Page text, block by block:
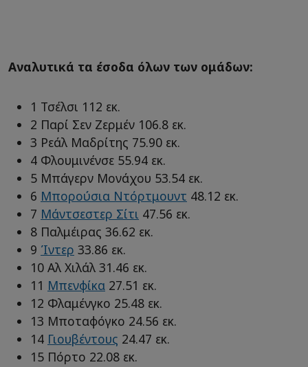
Αναλυτικά τα έσοδα όλων των ομάδων:
1 Τσέλσι 112 εκ.
2 Παρί Σεν Ζερμέν 106.8 εκ.
3 Ρεάλ Μαδρίτης 75.90 εκ.
4 Φλουμινένσε 55.94 εκ.
5 Μπάγερν Μονάχου 53.54 εκ.
6 Μπορούσια Ντόρτμουντ 48.12 εκ.
7 Μάντσεστερ Σίτι 47.56 εκ.
8 Παλμέιρας 36.62 εκ.
9 Ίντερ 33.86 εκ.
10 Αλ Χιλάλ 31.46 εκ.
11 Μπενφίκα 27.51 εκ.
12 Φλαμένγκο 25.48 εκ.
13 Μποταφόγκο 24.56 εκ.
14 Γιουβέντους 24.47 εκ.
15 Πόρτο 22.08 εκ.